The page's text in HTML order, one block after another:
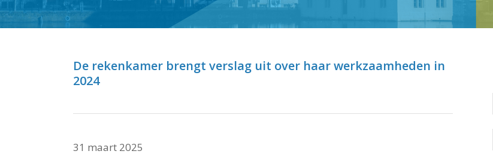
De rekenkamer brengt verslag uit over haar werkzaamheden in
2024
31 maart 2025